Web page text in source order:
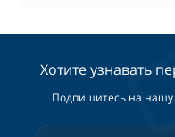
Хотите узнавать
Подпишитесь на нашу